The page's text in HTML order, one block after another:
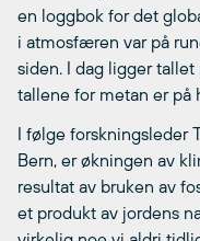
en loggbok for det
i atmosfæren var på
siden. I dag ligger
tallene for metan er på
I følge forskningsleder
Bern, er økningen av
resultat av bruken av
et produkt av jordens